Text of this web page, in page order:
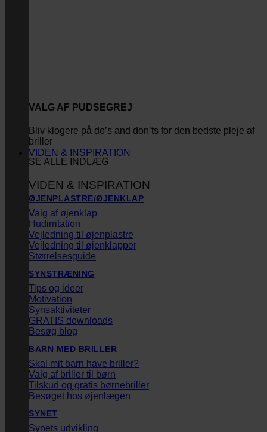
VALG AF PUDSEGREJ
Bliv klogere på do’s and don’ts for den bedste pleje af
briller
SE ALLE INDLÆG
VIDEN & INSPIRATION
VIDEN & INSPIRATION
ØJENPLASTRE/ØJENKLAP
Valg af øjenklap
Hudirritation
Vejledning til øjenplastre
Vejledning til øjenklapper
Størrelsesguide
SYNSTRÆNING
Tips og ideer
Motivation
Synsaktiviteter
GRATIS downloads
Besøg blog
BARN MED BRILLER
Skal mit barn have briller?
Valg af briller til børn
Tilskud og gratis børnebriller
Besøget hos øjenlægen
SYNET
Synets udvikling